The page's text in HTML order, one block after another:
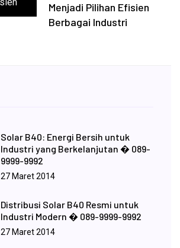
Menjadi Pilihan Efisien
Berbagai Industri
Solar B40: Energi Bersih untuk
Industri yang Berkelanjutan � 089-
9999-9992
27 Maret 2014
Distribusi Solar B40 Resmi untuk
Industri Modern � 089-9999-9992
27 Maret 2014